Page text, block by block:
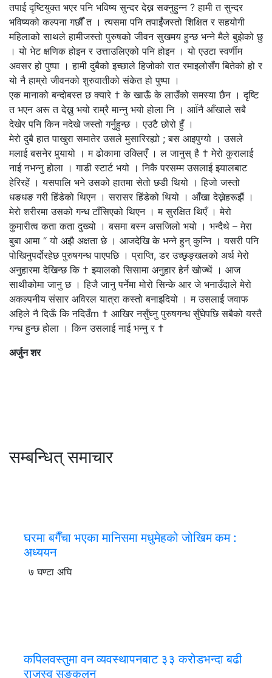
तपाई दृष्टियुक्त भएर पनि भविष्य सुन्दर देख्न सक्नुहुन्न ? हामी त सुन्दर
भविष्यको कल्पना गछौंँ त । त्यसमा पनि तपाईंजस्तो शिक्षित र सहयोगी
महिलाको साथले हामीजस्तो पुरुषको जीवन सुखमय हुन्छ भन्ने मैले बुझेको छु
। यो भेट क्षणिक होइन र उत्ताउलिएको पनि होइन । यो एउटा स्वर्णीम
अवसर हो पुष्पा । हामी दुबैको इच्छाले हिजोको रात रमाइलोसँग बितेको हो र
यो नै हाम्रो जीवनको शुरुवातीको संकेत हो पुष्पा ।
एक मानाको बन्दोबस्त छ क्यारे † के खाऊँ के लाउँको समस्या छैन । दृष्टि
त भएन अरू त देख्नु भयो राम्रै मान्नु भयो होला नि । आÏनै आँखाले सबै
देखेर पनि किन नदेखे जस्तो गर्नुहुन्छ । एउटै छोरो हुँ ।
मेरो दुबै हात पाखुरा समातेर उसले मुसारिरह्यो ; बस आइपुग्यो । उसले
मलाई बसनेर पुर्‍यायो । म ढोकामा उक्लिएँ । ल जानुस् है † मेरो कुरालाई
नाई नभन्नु होला । गाडी स्टार्ट भयो । निकै परसम्म उसलाई झ्यालबाट
हेरिरहें । यसपालि भने उसको हातमा सेतो छडी थियो । हिजो जस्तो
धङधङ गरी हिंडेको थिएन । सरासर हिंडेको थियो । आँखा देख्नेहरूझैं ।
मेरो शरीरमा उसको गन्ध टाँसिएको थिएन । म सुरक्षित थिएँ । मेरो
कुमारीत्व कता कता दुख्यो । बसमा बस्न असजिलो भयो । भन्दैथे – मेरा
बुबा आमा “ यो अझै अक्षता छे । आजदेखि के भन्ने हुन् कुन्नि । यसरी पनि
पोखिनुपर्दोरहेछ पुरुषगन्ध पाएपछि । प्राप्ति, डर उच्छृङ्खलको अर्थ मेरो
अनुहारमा देखिन्छ कि † झ्यालको सिसामा अनुहार हेर्न खोज्थें । आज
साथीकोमा जानु छ । हिजै जानु पर्नेमा मोरो सिन्के आर जे भनाउँदाले मेरो
अकल्पनीय संसार अविरल यात्रा कस्तो बनाइदियो । म उसलाई जवाफ
अहिले नै दिऊँ कि नदिउँm † आखिर नसुँघ्नु पुरुषगन्ध सुँघेपछि सबैको यस्तै
गन्ध हुन्छ होला । किन उसलाई नाई भन्नु र †
अर्जुन शर
सम्बन्धित् समाचार
घरमा बगैँचा भएका मानिसमा मधुमेहको जोखिम कम :
अध्ययन
७ घण्टा अघि
कपिलवस्तुमा वन व्यवस्थापनबाट ३३ करोडभन्दा बढी
राजस्व सङ्कलन